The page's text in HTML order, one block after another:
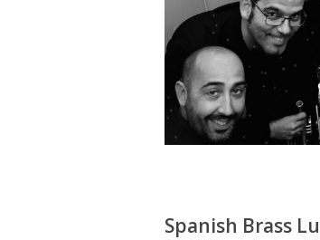
Spanish Brass